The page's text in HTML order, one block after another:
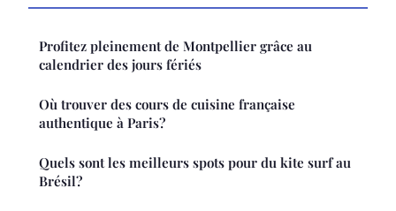
Profitez pleinement de Montpellier grâce au
calendrier des jours fériés
Où trouver des cours de cuisine française
authentique à Paris?
Quels sont les meilleurs spots pour du kite surf au
Brésil?